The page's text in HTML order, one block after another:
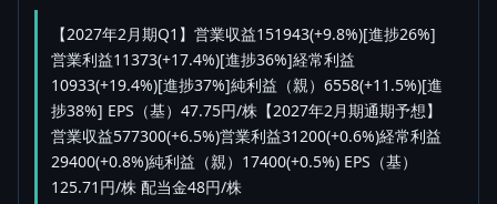
【2027年2月期Q1】営業収益151943(+9.8%)[進捗26%]
営業利益11373(+17.4%)[進捗36%]経常利益
10933(+19.4%)[進捗37%]純利益（親）6558(+11.5%)[進
捗38%] EPS（基）47.75円/株【2027年2月期通期予想】
営業収益577300(+6.5%)営業利益31200(+0.6%)経常利益
29400(+0.8%)純利益（親）17400(+0.5%) EPS（基）
125.71円/株 配当金48円/株